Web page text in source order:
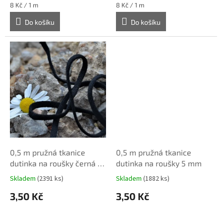
Měrná
cena:
8 Kč / 1 m
Do košíku
Měrná
cena:
8 Kč / 1 m
Do košíku
0,5 m pružná tkanice
dutinka na roušky černá 5
mm
Skladem (2391 ks)
3,50 Kč
0,5 m pružná tkanice
dutinka na roušky 5 mm
Skladem (1882 ks)
3,50 Kč